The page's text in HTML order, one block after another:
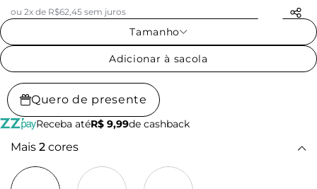
ou 2x de R$62,45 sem juros
Tamanho
Adicionar à sacola
Quero de presente
Receba atéR$ 9,99de cashback
Mais 2 cores